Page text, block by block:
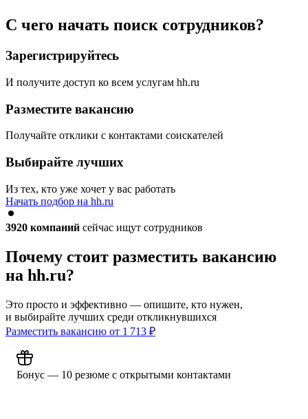
С чего начать поиск сотрудников?
Зарегистрируйтесь
И получите доступ ко всем услугам hh.ru
Разместите вакансию
Получайте отклики с контактами соискателей
Выбирайте лучших
Из тех, кто уже хочет у вас работать
Начать подбор на hh.ru
3920 компаний сейчас ищут сотрудников
Почему стоит разместить вакансию
на hh.ru?
Это просто и эффективно — опишите, кто нужен,
и выбирайте лучших среди откликнувшихся
Разместить вакансию от 1 713 ₽
Бонус — 10 резюме с открытыми контактами